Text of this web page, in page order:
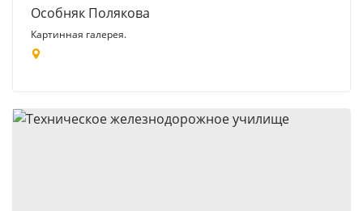
Особняк Полякова
Картинная галерея.